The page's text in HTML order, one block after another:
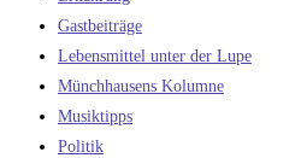
Gastbeiträge
Lebensmittel unter der Lupe
Münchhausens Kolumne
Musiktipps
Politik